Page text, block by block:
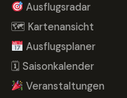
Ausflugsradar
🗺 Kartenansicht
Ausflugsplaner
🗓 Saisonkalender
Veranstaltungen